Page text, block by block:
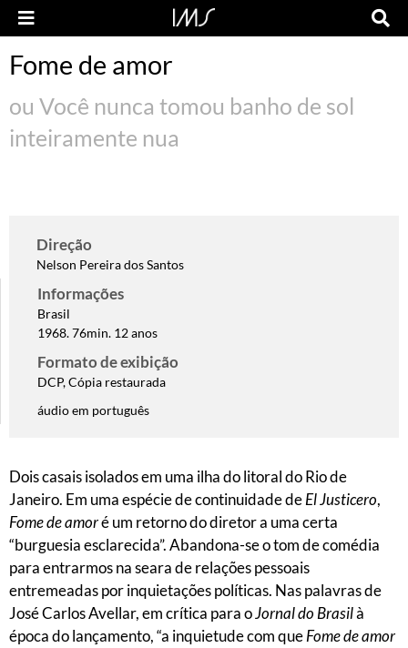
Fome de amor
ou Você nunca tomou banho de sol
inteiramente nua
Direção
Nelson Pereira dos Santos
Informações
Brasil
1968. 76min. 12 anos
Formato de exibição
DCP, Cópia restaurada
áudio em português
Dois casais isolados em uma ilha do litoral do Rio de
Janeiro. Em uma espécie de continuidade deEl Justicero,
Fome de amoré um retorno do diretor a uma certa
“burguesia esclarecida”. Abandona-se o tom de comédia
para entrarmos na seara de relações pessoais
entremeadas por inquietações políticas. Nas palavras de
José Carlos Avellar, em crítica para oJornal do Brasilà
época do lançamento, “a inquietude com queFome de amor